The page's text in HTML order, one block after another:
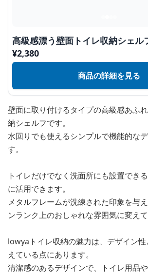
高級感漂う壁面トイレ収納シェル
¥2,380
商品の詳細を見る
壁面に取り付けるタイプの高級感あふ
納シェルフです。
水回りでも使えるシンプルで機能的な
す。
トイレだけでなく洗面所にも設置でき
に活用できます。
メタルフレームが洗練された印象を与
ンランク上のおしゃれな雰囲気に変えて
lowyaトイレ収納の魅力は、デザイン
えている点にあります。
清潔感のあるデザインで、トイレ用品